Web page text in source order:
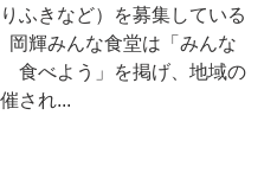
ふきなど）を募集している
輝みんな食堂は「みんな
べよう」を掲げ、地域の
され...